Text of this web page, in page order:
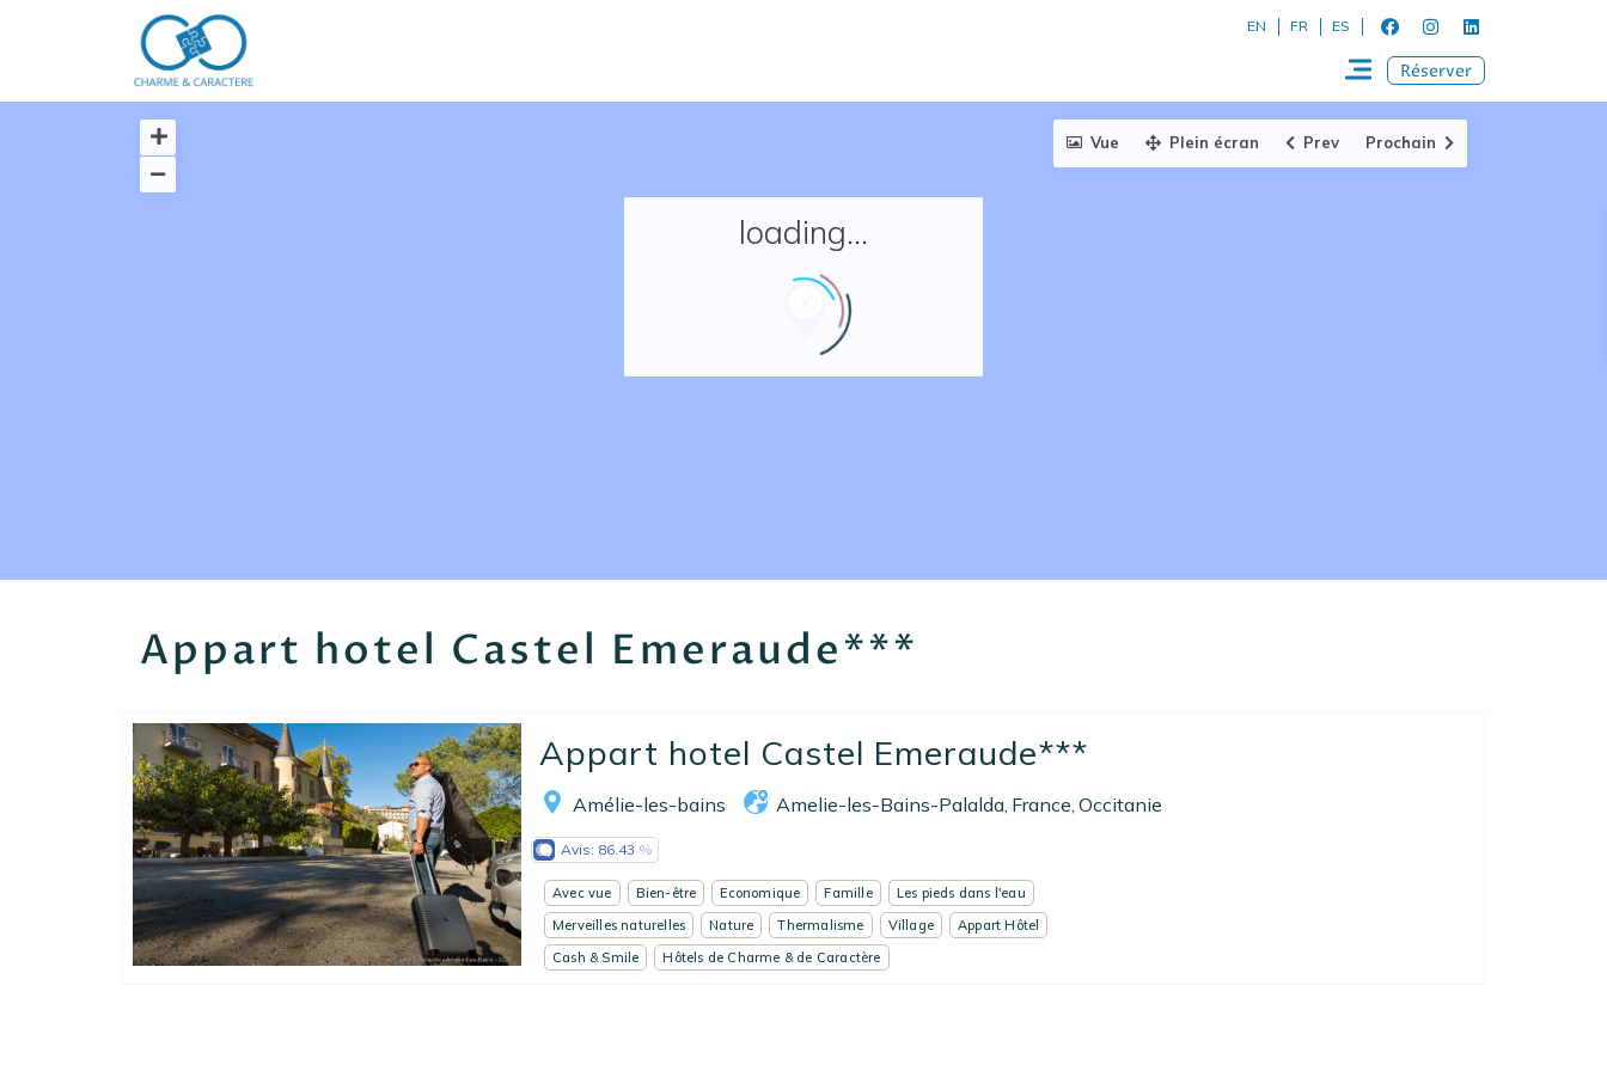
Réserver un séjour
Ecrivez-nous
EN FR ES
Réserver
loading...
Vue Plein écran Prev Prochain
Appart hotel Castel Emeraude***
Appart hotel Castel Emeraude***
Amélie-les-bains Amelie-les-Bains-Palalda France Occitanie
Avis: 86.43
Avec vue Bien-être Economique Famille
Les pieds dans l'eau
Merveilles naturelles
Nature Thermalisme Village
Appart Hôtel
Cash & Smile
Hôtels de Charme & de Caractère